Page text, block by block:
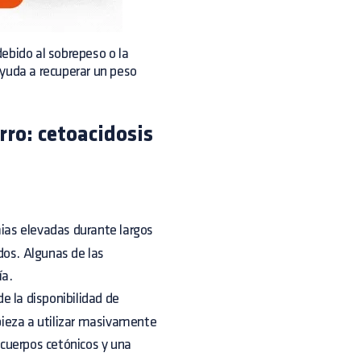
al sobrepeso o la
a recuperar un peso
cetoacidosis
elevadas durante largos
Algunas de las
la disponibilidad de
a utilizar masivamente
cetónicos y una